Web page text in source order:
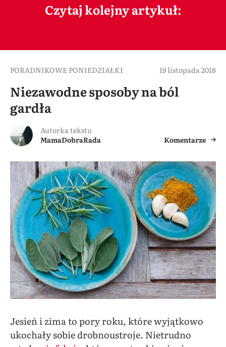
Czytaj kolejny artykuł:
PORADNIKOWE PONIEDZIAŁKI 19 listopada 2018
Niezawodne sposoby na ból
gardła
Autorka tekstu
MamaDobraRada
Komentarze
Jesień i zima to pory roku, które wyjątkowo
ukochały sobie drobnoustroje. Nietrudno